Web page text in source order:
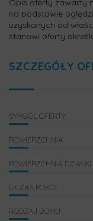
Opis oferty zawarty
na podstawie
uzyskanych od
stanowi oferty
SZCZEGÓŁY
SYMBOL OFERTY
POWIERZCHNIA
POWIERZCHNIA DZIAŁKI
LICZBA POKOI
RODZAJ DOMU